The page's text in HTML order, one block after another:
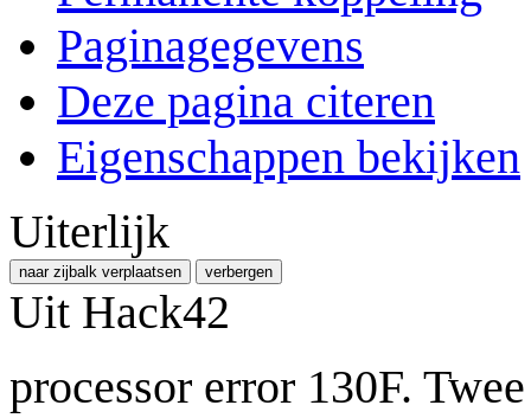
Paginagegevens
Deze pagina citeren
Eigenschappen bekijken
Uiterlijk
naar zijbalk verplaatsen verbergen
Uit Hack42
processor error 130F.